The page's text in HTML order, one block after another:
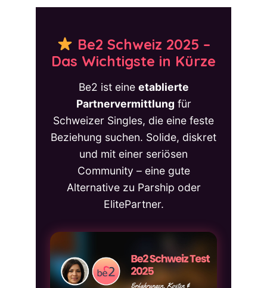
Be2 Schweiz 2025 –
Das Wichtigste in Kürze
Be2 ist eine etablierte
Partnervermittlung für
Schweizer Singles, die eine feste
Beziehung suchen. Solide, diskret
und mit einer seriösen
Community – eine gute
Alternative zu Parship oder
ElitePartner.